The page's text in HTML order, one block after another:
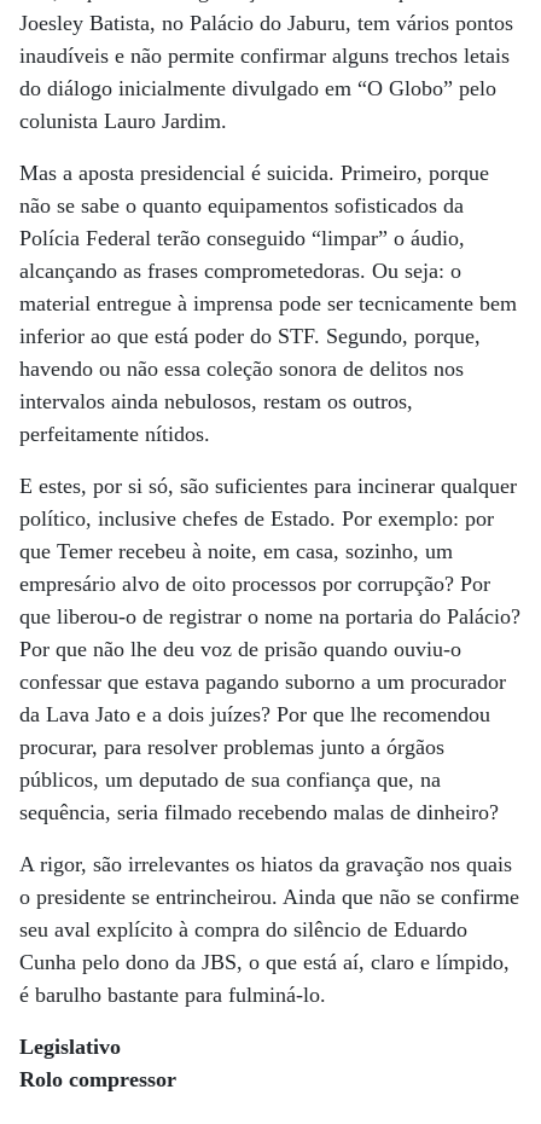
Joesley Batista, no Palácio do Jaburu, tem vários pontos
inaudíveis e não permite confirmar alguns trechos letais
do diálogo inicialmente divulgado em “O Globo” pelo
colunista Lauro Jardim.
Mas a aposta presidencial é suicida. Primeiro, porque
não se sabe o quanto equipamentos sofisticados da
Polícia Federal terão conseguido “limpar” o áudio,
alcançando as frases comprometedoras. Ou seja: o
material entregue à imprensa pode ser tecnicamente bem
inferior ao que está poder do STF. Segundo, porque,
havendo ou não essa coleção sonora de delitos nos
intervalos ainda nebulosos, restam os outros,
perfeitamente nítidos.
E estes, por si só, são suficientes para incinerar qualquer
político, inclusive chefes de Estado. Por exemplo: por
que Temer recebeu à noite, em casa, sozinho, um
empresário alvo de oito processos por corrupção? Por
que liberou-o de registrar o nome na portaria do Palácio?
Por que não lhe deu voz de prisão quando ouviu-o
confessar que estava pagando suborno a um procurador
da Lava Jato e a dois juízes? Por que lhe recomendou
procurar, para resolver problemas junto a órgãos
públicos, um deputado de sua confiança que, na
sequência, seria filmado recebendo malas de dinheiro?
A rigor, são irrelevantes os hiatos da gravação nos quais
o presidente se entrincheirou. Ainda que não se confirme
seu aval explícito à compra do silêncio de Eduardo
Cunha pelo dono da JBS, o que está aí, claro e límpido,
é barulho bastante para fulminá-lo.
Legislativo
Rolo compressor